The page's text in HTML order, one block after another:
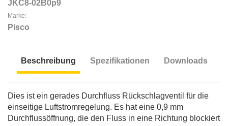
JKC8-02B0p9
Marke:
Pisco
Beschreibung Spezifikationen Downloads
Dies ist ein gerades Durchfluss Rückschlagventil für die
einseitige Luftstromregelung. Es hat eine 0,9 mm
Durchflussöffnung, die den Fluss in eine Richtung blockiert